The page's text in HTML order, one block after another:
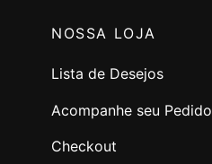
NOSSA LOJA
Lista de Desejos
Acompanhe seu Pedido
Checkout